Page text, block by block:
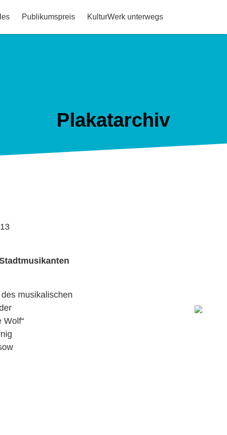
Publikumspreis KulturWerk unterwegs
Plakatarchiv
musikalischen
Wolf“